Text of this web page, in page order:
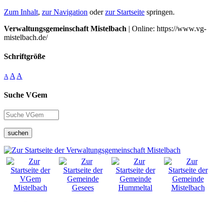
Zum Inhalt, zur Navigation oderzur Startseite springen.
Verwaltungsgemeinschaft Mistelbach | Online: https://www.vg-
mistelbach.de/
Schriftgröße
A A A
Suche VGem
suchen